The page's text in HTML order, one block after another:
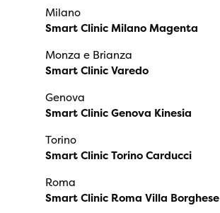
Milano
Smart Clinic Milano Magenta
Monza e Brianza
Smart Clinic Varedo
Genova
Smart Clinic Genova Kinesia
Torino
Smart Clinic Torino Carducci
Roma
Smart Clinic Roma Villa Borghese